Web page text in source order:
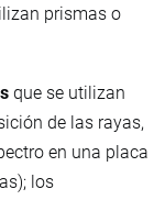
prismas o
que se utilizan
de las rayas,
en una placa
los